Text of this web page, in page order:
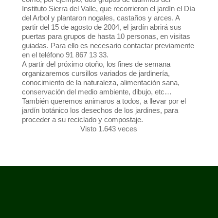
Instituto Sierra del Valle, que recorrieron el jardín el Día
del Arbol y plantaron nogales, castaños y arces. A
partir del 15 de agosto de 2004, el jardín abrirá sus
puertas para grupos de hasta 10 personas, en visitas
guiadas. Para ello es necesario contactar previamente
en el teléfono 91 867 13 33.
A partir del próximo otoño, los fines de semana
organizaremos cursillos variados de jardinería,
conocimiento de la naturaleza, alimentación sana,
conservación del medio ambiente, dibujo, etc…
También queremos animaros a todos, a llevar por el
jardín botánico los desechos de los jardines, para
proceder a su reciclado y compostaje.
Visto 1.643 veces